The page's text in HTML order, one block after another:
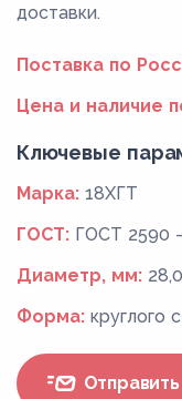
доставки.
Поставка по
Цена и наличие
Ключевые
Марка: 18ХГТ
ГОСТ: ГОСТ 2590
Диаметр, мм:
Форма: круглого